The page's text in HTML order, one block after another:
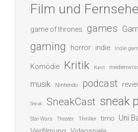
Film und
game of thrones games
gaming horror indie Indie
Komödie Kritik Kunst
musik Nintendo podcast
Sneak SneakCast sneak
Star Wars Theater Thriller timo Uni